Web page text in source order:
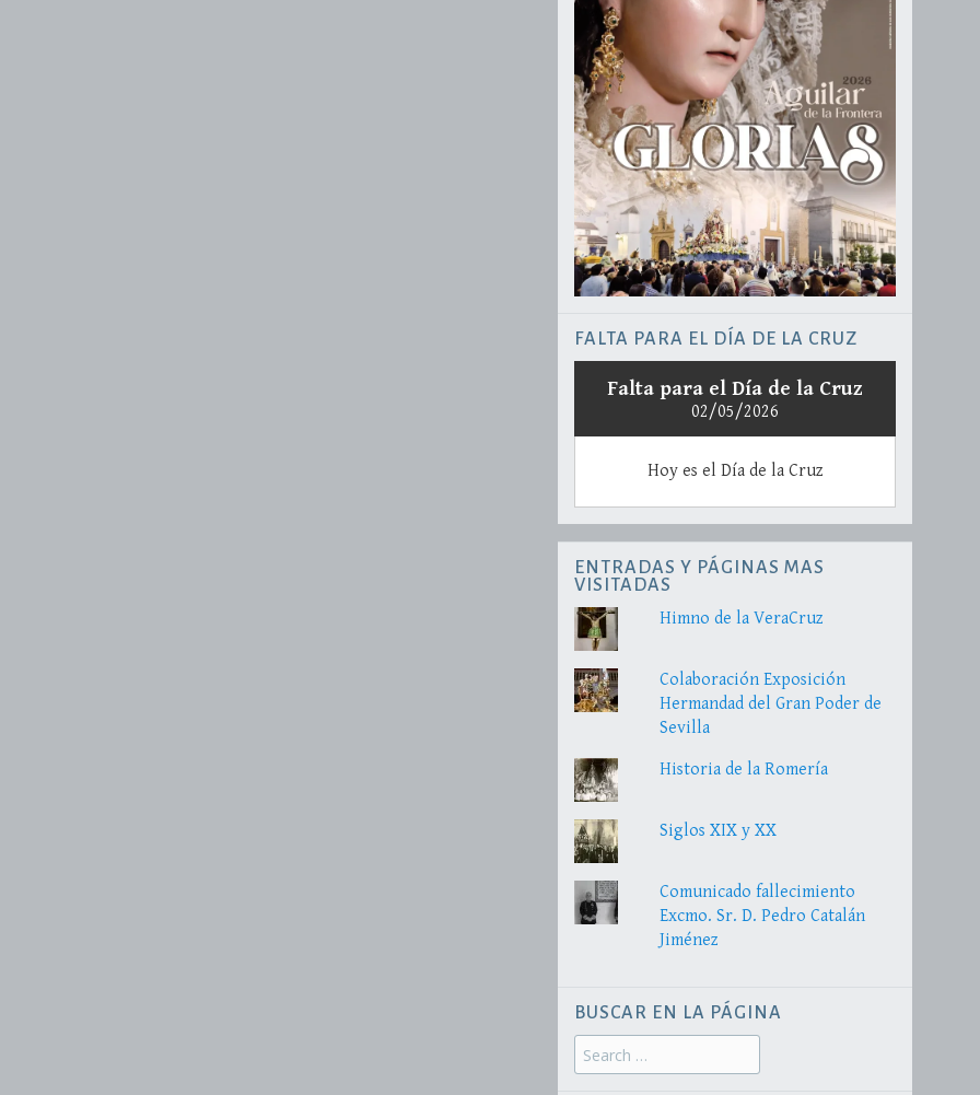
FALTA PARA EL DÍA DE LA CRUZ
Falta para el Día de la Cruz
02/05/2026
Hoy es el Día de la Cruz
ENTRADAS Y PÁGINAS MAS
VISITADAS
Himno de la VeraCruz
Colaboración Exposición
Hermandad del Gran Poder de
Sevilla
Historia de la Romería
Siglos XIX y XX
Comunicado fallecimiento
Excmo. Sr. D. Pedro Catalán
Jiménez
BUSCAR EN LA PÁGINA
Search
for: